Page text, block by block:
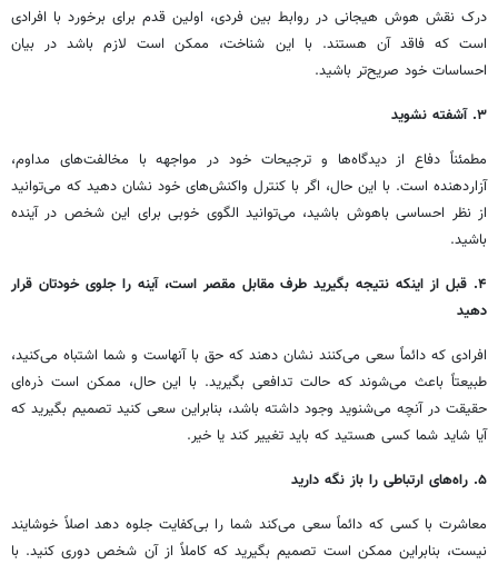
درک نقش هوش هیجانی در روابط بین فردی، اولین قدم برای برخورد با افرادی
است که فاقد آن هستند. با این شناخت، ممکن است لازم باشد در بیان
احساسات خود صریح‌تر باشید.
۳. آشفته نشوید
مطمئناً دفاع از دیدگاه‌ها و ترجیحات خود در مواجهه با مخالفت‌های مداوم،
آزاردهنده است. با این حال، اگر با کنترل واکنش‌های خود نشان دهید که می‌توانید
از نظر احساسی باهوش باشید، می‌توانید الگوی خوبی برای این شخص در آینده
باشید.
۴. قبل از اینکه نتیجه بگیرید طرف مقابل مقصر است، آینه را جلوی خودتان قرار
دهید
افرادی که دائماً سعی می‌کنند نشان دهند که حق با آنهاست و شما اشتباه می‌کنید،
طبیعتاً باعث می‌شوند که حالت تدافعی بگیرید. با این حال، ممکن است ذره‌ای
حقیقت در آنچه می‌شنوید وجود داشته باشد، بنابراین سعی کنید تصمیم بگیرید که
آیا شاید شما کسی هستید که باید تغییر کند یا خیر.
۵. راه‌های ارتباطی را باز نگه دارید
معاشرت با کسی که دائماً سعی می‌کند شما را بی‌کفایت جلوه دهد اصلاً خوشایند
نیست، بنابراین ممکن است تصمیم بگیرید که کاملاً از آن شخص دوری کنید. با